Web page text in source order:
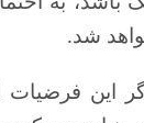
شد.
این